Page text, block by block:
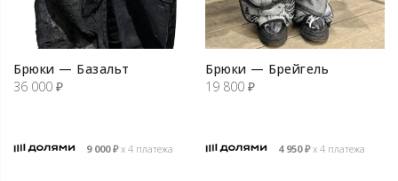
Брюки — Базальт
36 000 ₽
9 000₽х 4 платежа
Брюки — Брейгель
19 800 ₽
4 950₽х 4 платежа